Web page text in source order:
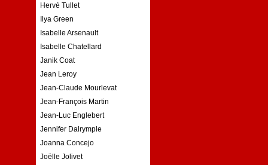
Hervé Tullet
Ilya Green
Isabelle Arsenault
Isabelle Chatellard
Janik Coat
Jean Leroy
Jean-Claude Mourlevat
Jean-François Martin
Jean-Luc Englebert
Jennifer Dalrymple
Joanna Concejo
Joëlle Jolivet